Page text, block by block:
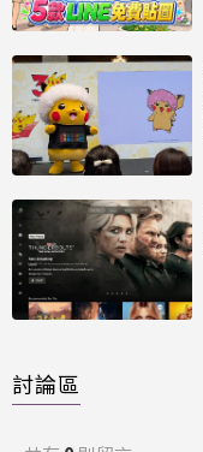
討論區